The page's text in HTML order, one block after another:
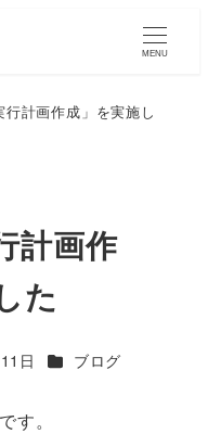
MENU
計画作成」を実施し
計画作
た
日 カテゴリー
ブログ
す。